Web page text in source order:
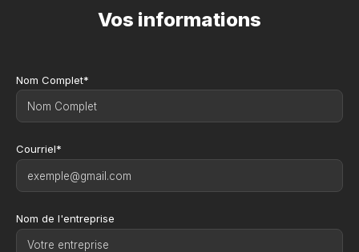
Vos informations
Nom Complet*
Courriel*
Nom de l'entreprise